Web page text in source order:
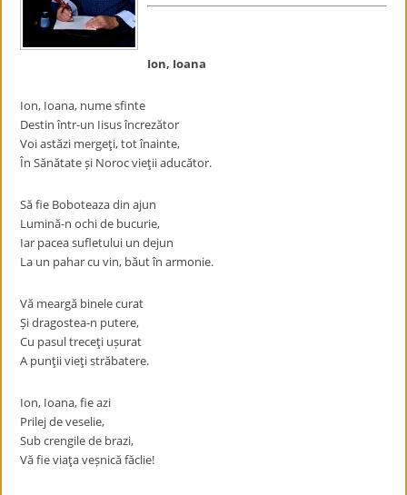
Ion, Ioana
Ion, Ioana, nume sfinte
Destin într-un Iisus încrezător
Voi astăzi mergeţi, tot înainte,
În Sănătate și Noroc vieţii aducător.
Să fie Boboteaza din ajun
Lumină-n ochi de bucurie,
Iar pacea sufletului un dejun
La un pahar cu vin, băut în armonie.
Vă meargă binele curat
Și dragostea-n putere,
Cu pasul treceţi ușurat
A punţii vieţi străbatere.
Ion, Ioana, fie azi
Prilej de veselie,
Sub crengile de brazi,
Vă fie viaţa veșnică făclie!